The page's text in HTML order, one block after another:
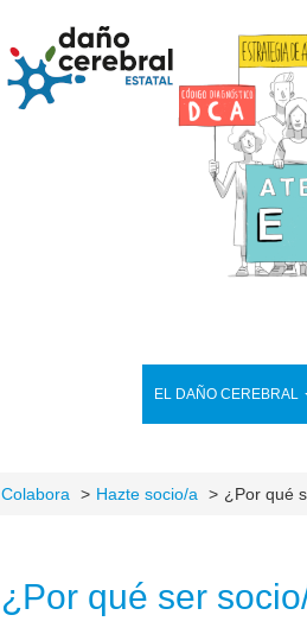
EL DAÑO CEREBRAL
Colabora Hazte socio/a ¿Por qué
¿Por qué ser